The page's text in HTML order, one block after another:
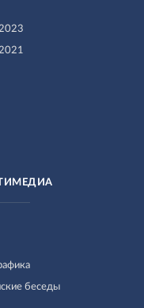
беседы